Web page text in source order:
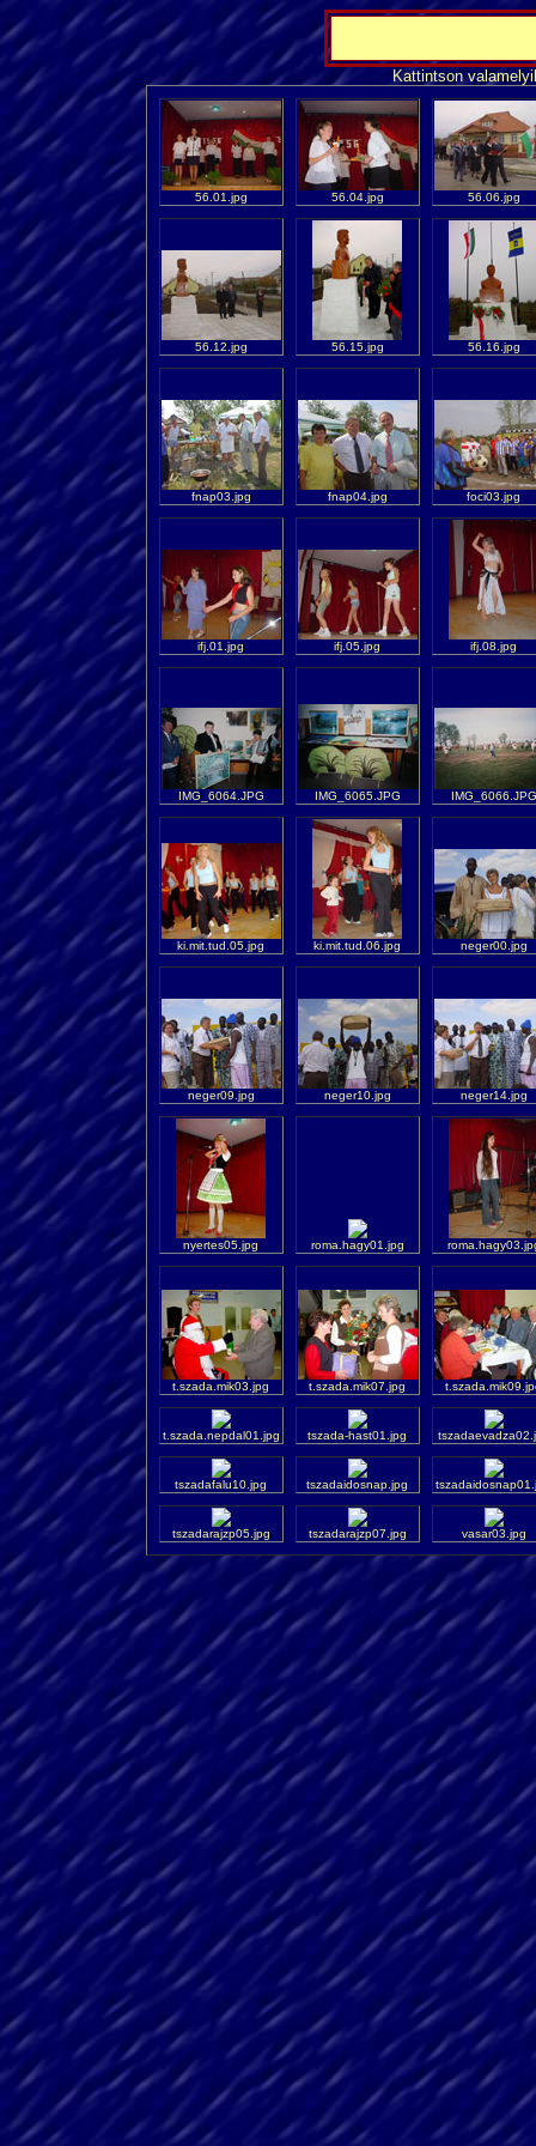
Kattintson
56.01.jpg 56.04.jpg 56.06.jpg
56.12.jpg 56.15.jpg 56.16.jpg
fnap03.jpg fnap04.jpg foci03.jpg
ifj.01.jpg ifj.05.jpg ifj.08.jpg
IMG_6064.JPG IMG_6065.JPG IMG_6066.JPG
ki.mit.tud.05.jpg ki.mit.tud.06.jpg neger00.jpg
neger09.jpg neger10.jpg neger14.jpg
nyertes05.jpg roma.hagy01.jpg
t.szada.mik03.jpg t.szada.mik07.jpg
t.szada.nepdal01.jpg tszada-hast01.jpg
tszadafalu10.jpg tszadaidosnap.jpg
tszadarajzp05.jpg tszadarajzp07.jpg vasar03.jpg